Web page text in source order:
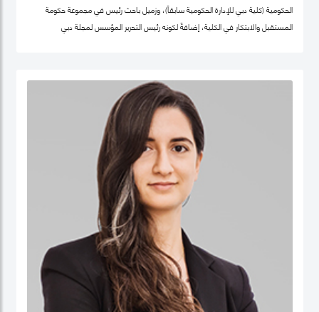
الحكومية (كلية دبي للإدارة الحكومية سابقاً)، وزميل باحث رئيس في مجموعة حكومة
المستقبل والابتكار في الكلية، إضافةً لكونه رئيس التحرير المؤسس لمجلة دبي
كليّة "لي كوان يو" للسياسة العامّة، جامعة سنغافورة الوطنية. حصل فادي على شهادة
الدكتوراه في السياسات العامة في تخصص الحوكمة الرقمية من جامعة أكسفورد العريقة
وشهادة الماجيستير في إدارة أنظمة المعلومات من كلية لندن للعلوم الاقتصادية
والسياسية، إضافة لشهادة البكالوريوس في هندسة الكمبيوتر من جامعة حلب. يعتبر د.
فادي سالم أحد أهم المفكرين والمتخصصين عالمياً في مجالات الحكومة الرقمية
ومستقبل العمل الحكومي وسياسات البيانات، حيث تشمل مجالات تخصّصه الحوكمة
الرقمية والسياسات التكنولوجية وإدارة منظومة البيانات الحكومية وحوكمة الذكاء
الاصطناعي، حيث يعتبر على مدى العقدين السابقين أحد أهم الباحثين تأثيراً في هذه
المجالات عالمياً، وقد اختير كواحد من أهم 100 شخصية مؤثرة في مجال الحكومة الرقمية
عالمياً (Apolitical). وهو عضو في عديد من مجالس الإدارة والأمناء في هذه المجالات مثل
المجلس الاستشاري لأخلاقيات الذكاء الاصطناعي لـهيئة دبي الرقمية وعضو مجموعة
عمل خبراء حوكمة آثار الذكاء الاصطناعي التابع لمنظمة ISO، وعضو المجلس العالمي
لأهداف التنمية المستدامة التابع للقمة العالمية للحكومات، وعضو مجلس أمناء جمعية
الحكومة الرقمية، الجمعية الرائدة عالمياً في مجال البحث العلمي في مجالات الحوكمة